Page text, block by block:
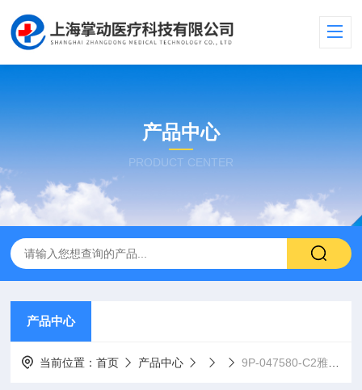
产品中心
PRODUCT CENTER
产品中心
当前位置：首页 产品中心 9P-047580-C2雅博 防褥疮气垫DOMUS 2